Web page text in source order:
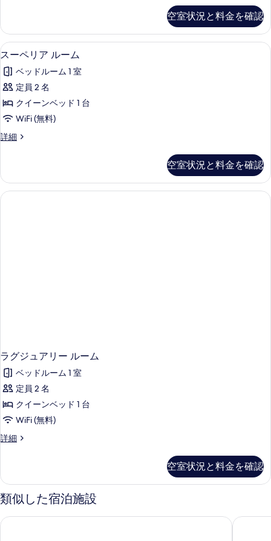
す
る
ー
ム
の
す
べ
て
の
写
表
示
テ
ィ
ブ
ー
ム
詳
細
空室状況と料金を確認
ス
ー
ペ
リ
ア
ー
の
す
セーフティボックス (室内)、デスク
1
スーペリア ルーム
ベッドルーム 1 室
定員 2 名
クイーンベッド 1 台
WiFi (無料)
詳細
ス
ア
ル
ー
空室状況と料金を確認
ラグジュアリー ルーム
ベッドルーム 1 室
定員 2 名
クイーンベッド 1 台
WiFi (無料)
詳細
ラ
ア
リ
ー
ー
空室状況と料金を確認
類似した宿泊施設
レッド フォックス バイ レモンツリーホテルズ, アルワールレモン